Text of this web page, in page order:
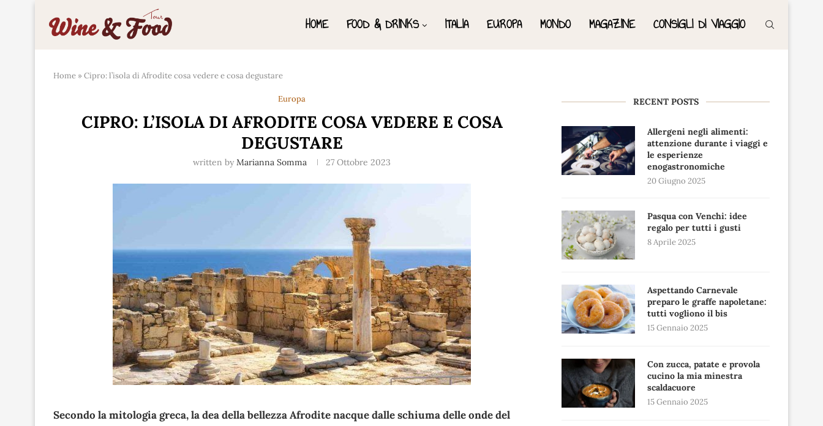
HOME FOOD & DRINKS ITALIA EUROPA MONDO MAGAZINE CONSIGLI DI VIAGGIO
Home »Cipro: l’isola di Afrodite cosa vedere e cosa degustare
Europa
CIPRO: L’ISOLA DI AFRODITE COSA VEDERE E COSA
DEGUSTARE
written byMarianna Somma 27 Ottobre 2023
Secondo la mitologia greca, la dea della bellezza Afrodite nacque dalle schiuma delle onde del
RECENT POSTS
Allergeni negli alimenti:
attenzione durante i viaggi e
le esperienze
enogastronomiche
20 Giugno 2025
Pasqua con Venchi: idee
regalo per tutti i gusti
8 Aprile 2025
Aspettando Carnevale
preparo le graffe napoletane:
tutti vogliono il bis
15 Gennaio 2025
Con zucca, patate e provola
cucino la mia minestra
scaldacuore
15 Gennaio 2025